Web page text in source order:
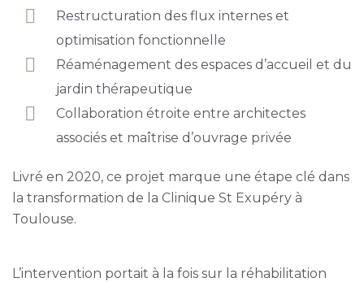
Restructuration des flux internes et
optimisation fonctionnelle
Réaménagement des espaces d’accueil et du
jardin thérapeutique
Collaboration étroite entre architectes
associés et maîtrise d’ouvrage privée
Livré en 2020, ce projet marque une étape clé dans
la transformation de la Clinique St Exupéry à
Toulouse.
L’intervention portait à la fois sur la réhabilitation